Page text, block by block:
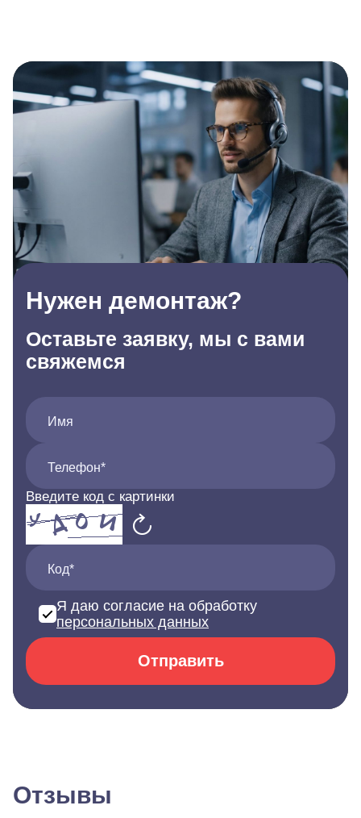
Нужен демонтаж?
Оставьте заявку, мы с вами
свяжемся
Имя
Телефон*
Введите код с картинки
Код*
Я даю согласие на обработку
персональных данных
Отправить
Отзывы